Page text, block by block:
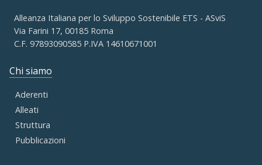
Alleanza Italiana per lo Sviluppo Sostenibile ETS - ASviS
Via Farini 17, 00185 Roma
C.F. 97893090585 P.IVA 14610671001
Chi siamo
Aderenti
Alleati
Struttura
Pubblicazioni